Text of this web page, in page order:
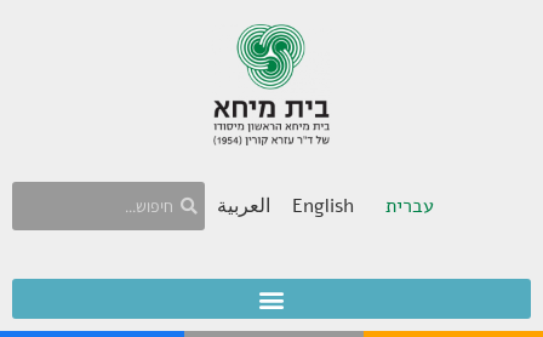
עברית English العربية